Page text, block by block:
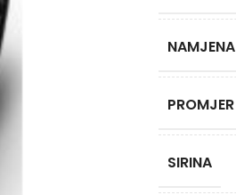
NAMJENA
PROMJER
SIRINA